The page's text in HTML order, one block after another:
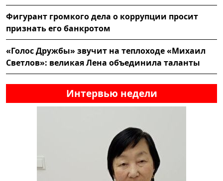
Фигурант громкого дела о коррупции просит
признать его банкротом
«Голос Дружбы» звучит на теплоходе «Михаил
Светлов»: великая Лена объединила таланты
Интервью недели